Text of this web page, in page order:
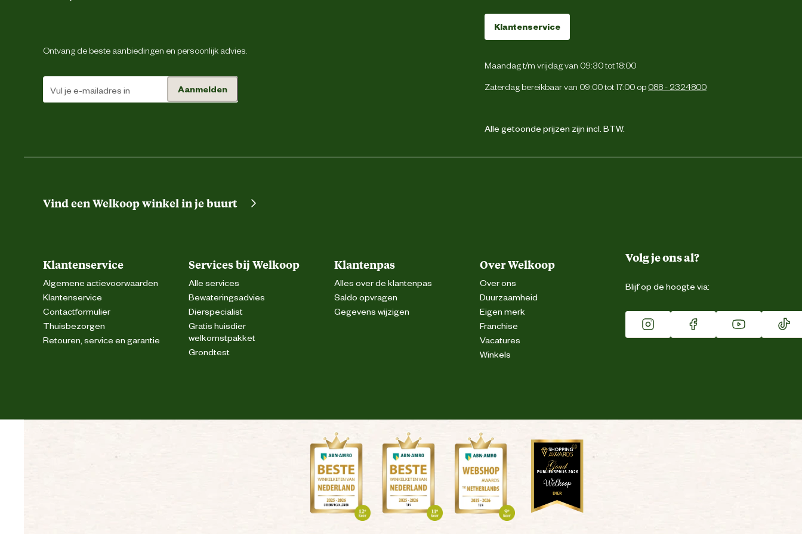
Ontvang de beste aanbiedingen en persoonlijk advies.
Aanmelden
Klantenservice
Maandag t/m vrijdag van 09:30 tot 18:00
Zaterdag bereikbaar van 09:00 tot 17:00 op 088 - 2324800
Alle getoonde prijzen zijn incl. BTW.
Vind een Welkoop winkel in je buurt
Klantenservice
Algemene actievoorwaarden
Klantenservice
Contactformulier
Thuisbezorgen
Retouren, service en garantie
Services bij Welkoop
Alle services
Bewateringsadvies
Dierspecialist
Gratis huisdier
welkomstpakket
Grondtest
Klantenpas
Alles over de klantenpas
Saldo opvragen
Gegevens wijzigen
Over Welkoop
Over ons
Duurzaamheid
Eigen merk
Franchise
Vacatures
Winkels
Volg je ons al?
Blijf op de hoogte via: